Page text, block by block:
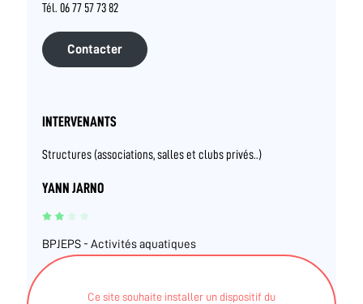
Ce site souhaite installer un dispositif du
Tél. 06 77 57 73 82
Contacter
INTERVENANTS
Structures (associations, salles et clubs privés..)
YANN JARNO
BPJEPS - Activités aquatiques
Sauvetage et sécurité en milieu aquatique